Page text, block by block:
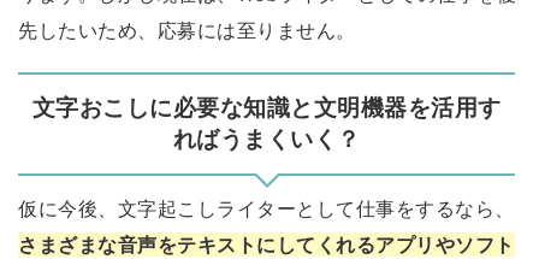
先したいため、応募には至りません。
文字おこしに必要な知識と文明機器を活用す
ればうまくいく？
仮に今後、文字起こしライターとして仕事をするなら、
さまざまな音声をテキストにしてくれるアプリやソフト